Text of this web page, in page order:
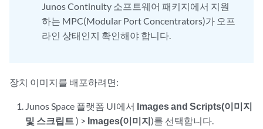
Junos Continuity 소프트웨어 패키지에서 지원
하는 MPC(Modular Port Concentrators)가 오프
라인 상태인지 확인해야 합니다.
장치 이미지를 배포하려면:
Junos Space 플랫폼 UI에서 Images and Scripts(이미지
및 스크립트) > Images(이미지)를 선택합니다.